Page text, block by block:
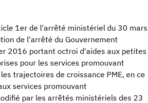
1er de l'arrêté ministériel du 30 mars
de l'arrêté du Gouvernement
2016 portant octroi d'aides aux petites
pour les services promouvant
trajectoires de croissance PME, en ce
services promouvant
par les arrêtés ministériels des 23